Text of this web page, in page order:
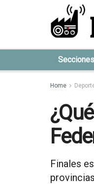
Secciones
Home
Finales